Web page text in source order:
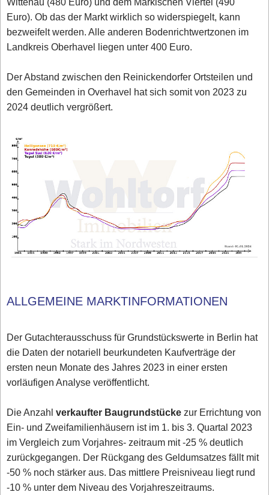
Euro). Ob das der Markt wirklich so widerspiegelt, kann
bezweifelt werden. Alle anderen Bodenrichtwertzonen im
Landkreis Oberhavel liegen unter 400 Euro.
Der Abstand zwischen den Reinickendorfer Ortsteilen und
den Gemeinden in Overhavel hat sich somit von 2023 zu
2024 deutlich vergrößert.
ALLGEMEINE MARKTINFORMATIONEN
Der Gutachterausschuss für Grundstückswerte in Berlin hat
die Daten der notariell beurkundeten Kaufverträge der
ersten neun Monate des Jahres 2023 in einer ersten
vorläufigen Analyse veröffentlicht.
Die Anzahlverkaufter Baugrundstückezur Errichtung von
Ein- und Zweifamilienhäusern ist im 1. bis 3. Quartal 2023
im Vergleich zum Vorjahres- zeitraum mit -25 % deutlich
zurückgegangen. Der Rückgang des Geldumsatzes fällt mit
-50 % noch stärker aus. Das mittlere Preisniveau liegt rund
-10 % unter dem Niveau des Vorjahreszeitraums.